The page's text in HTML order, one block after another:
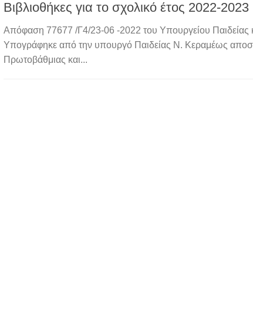
Βιβλιοθήκες για το σχολικό έτος 2022-2023
Απόφαση 77677 /Γ4/23-06 -2022 του Υπουργείου Παιδείας
Υπογράφηκε από την υπουργό Παιδείας Ν. Κεραμέως
Πρωτοβάθμιας και...